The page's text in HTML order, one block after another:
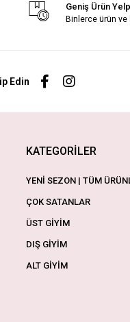
Geniş Ürün
Binlerce ürün
Edin
KATEGORİLER
YENİ SEZON | TÜM
ÇOK SATANLAR
ÜST GİYİM
DIŞ GİYİM
ALT GİYİM